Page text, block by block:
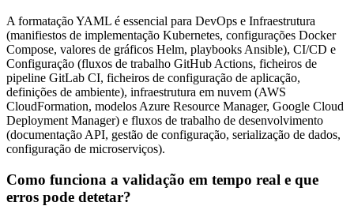
A formatação YAML é essencial para DevOps e Infraestrutura
(manifiestos de implementação Kubernetes, configurações Docker
Compose, valores de gráficos Helm, playbooks Ansible), CI/CD e
Configuração (fluxos de trabalho GitHub Actions, ficheiros de
pipeline GitLab CI, ficheiros de configuração de aplicação,
definições de ambiente), infraestrutura em nuvem (AWS
CloudFormation, modelos Azure Resource Manager, Google Cloud
Deployment Manager) e fluxos de trabalho de desenvolvimento
(documentação API, gestão de configuração, serialização de dados,
configuração de microserviços).
Como funciona a validação em tempo real e que
erros pode detetar?